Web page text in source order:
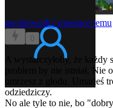
gwintownik2 miesiące temu
0
A wystarczyłoby, że każdy
problem by nie istniał. Nie
umrzesz z głodu.
odziedziczy.
No ale tyle to nie, bo